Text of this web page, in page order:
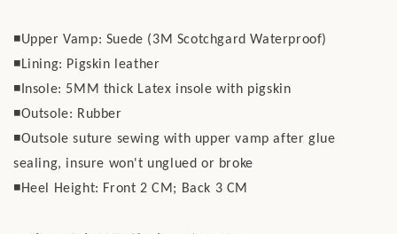
◾️Upper Vamp: Suede (3M Scotchgard Waterproof)
◾️Lining: Pigskin leather
◾️Insole: 5MM thick Latex insole with pigskin
◾️Outsole: Rubber
◾️Outsole suture sewing with upper vamp after glue
sealing, insure won't unglued or broke
◾️Heel Height: Front 2 CM; Back 3 CM